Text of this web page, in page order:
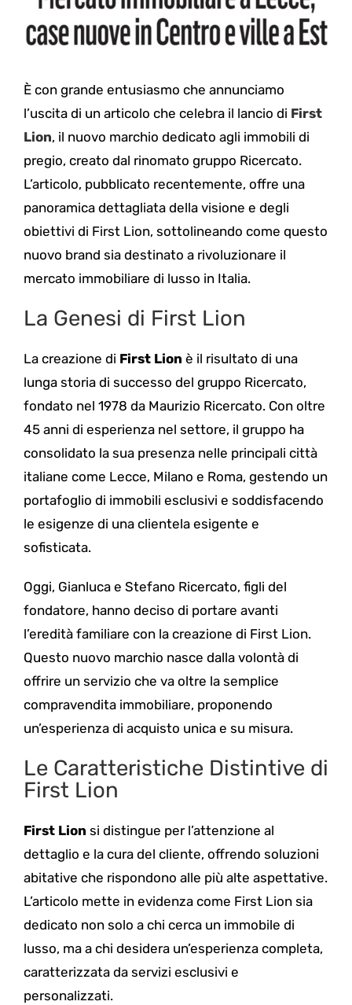
È con grande entusiasmo che annunciamo
l’uscita di un articolo che celebra il lancio di First
Lion, il nuovo marchio dedicato agli immobili di
pregio, creato dal rinomato gruppo Ricercato.
L’articolo, pubblicato recentemente, offre una
panoramica dettagliata della visione e degli
obiettivi di First Lion, sottolineando come questo
nuovo brand sia destinato a rivoluzionare il
mercato immobiliare di lusso in Italia.
La Genesi di First Lion
La creazione di First Lion è il risultato di una
lunga storia di successo del gruppo Ricercato,
fondato nel 1978 da Maurizio Ricercato. Con oltre
45 anni di esperienza nel settore, il gruppo ha
consolidato la sua presenza nelle principali città
italiane come Lecce, Milano e Roma, gestendo un
portafoglio di immobili esclusivi e soddisfacendo
le esigenze di una clientela esigente e
sofisticata.
Oggi, Gianluca e Stefano Ricercato, figli del
fondatore, hanno deciso di portare avanti
l’eredità familiare con la creazione di First Lion.
Questo nuovo marchio nasce dalla volontà di
offrire un servizio che va oltre la semplice
compravendita immobiliare, proponendo
un’esperienza di acquisto unica e su misura.
Le Caratteristiche Distintive di
First Lion
First Lion si distingue per l’attenzione al
dettaglio e la cura del cliente, offrendo soluzioni
abitative che rispondono alle più alte aspettative.
L’articolo mette in evidenza come First Lion sia
dedicato non solo a chi cerca un immobile di
lusso, ma a chi desidera un’esperienza completa,
caratterizzata da servizi esclusivi e
personalizzati.